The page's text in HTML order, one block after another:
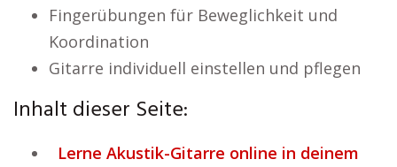
Fingerübungen für Beweglichkeit und
Koordination
Gitarre individuell einstellen und pflegen
Inhalt dieser Seite:
Lerne Akustik-Gitarre online in deinem